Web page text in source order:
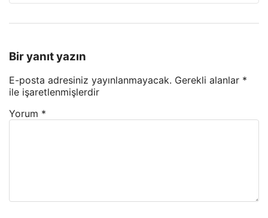
Bir yanıt yazın
E-posta adresiniz yayınlanmayacak. Gerekli alanlar *
ile işaretlenmişlerdir
Yorum *